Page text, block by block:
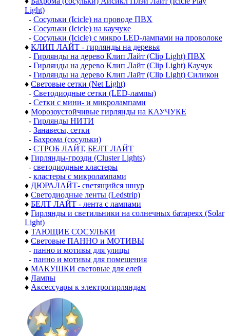
Light)
- Сосульки (Icicle) на проводе ПВХ
- Сосульки (Icicle) на каучуке
- Сосульки (Icicle) с микро LED-лампами на проволоке
♦ КЛИП ЛАЙТ - гирлянды на деревья
- Гирлянды на дерево Клип Лайт (Clip Light) ПВХ
- Гирлянды на дерево Клип Лайт (Clip Light) Каучук
- Гирлянды на дерево Клип Лайт (Clip Light) Силикон
♦ Световые сетки (Net Light)
- Светодиодные сетки (LED-лампы)
- Сетки с мини- и микролампами
♦ Морозоустойчивые гирлянды на КАУЧУКЕ
- Гирлянды НИТИ
- Занавесы, сетки
- Бахрома (сосульки)
- СТРОБ ЛАЙТ, БЕЛТ ЛАЙТ
♦ Гирлянды-грозди (Cluster Lights)
- светодиодные кластеры
- кластеры с микролампами
♦ ДЮРАЛАЙТ- светящийся шнур
♦ Светодиодные ленты (Ledstrip)
♦ БЕЛТ ЛАЙТ - лента с лампами
♦ Гирлянды и светильники на солнечных батареях (Solar
Light)
♦ ТАЮЩИЕ СОСУЛЬКИ
♦ Световые ПАННО и МОТИВЫ
- панно и мотивы для улицы
- панно и мотивы для помещения
♦ МАКУШКИ световые для елей
♦ Лампы
♦ Аксессуары к электрогирляндам